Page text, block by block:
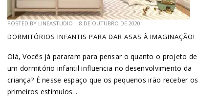
POSTED BY LINEASTUDIO | 8 DE OUTUBRO DE 2020
DORMITÓRIOS INFANTIS PARA DAR ASAS À IMAGINAÇÃO!
Olá, Vocês já pararam para pensar o quanto o projeto de
um dormitório infantil influencia no desenvolvimento da
criança? É nesse espaço que os pequenos irão receber os
primeiros estímulos...